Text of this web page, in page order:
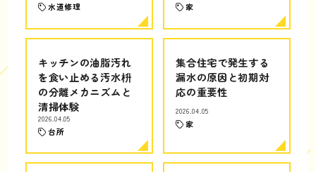
水道修理 家
キッチンの油脂汚れ
を食い止める汚水枡
の分離メカニズムと
清掃体験
2026.04.05
台所
集合住宅で発生する
漏水の原因と初期対
応の重要性
2026.04.05
家